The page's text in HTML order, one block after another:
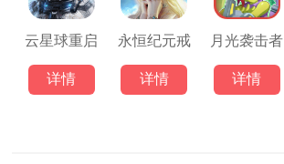
云星球重启
详情
永恒纪元戒
详情
月光袭击者
详情